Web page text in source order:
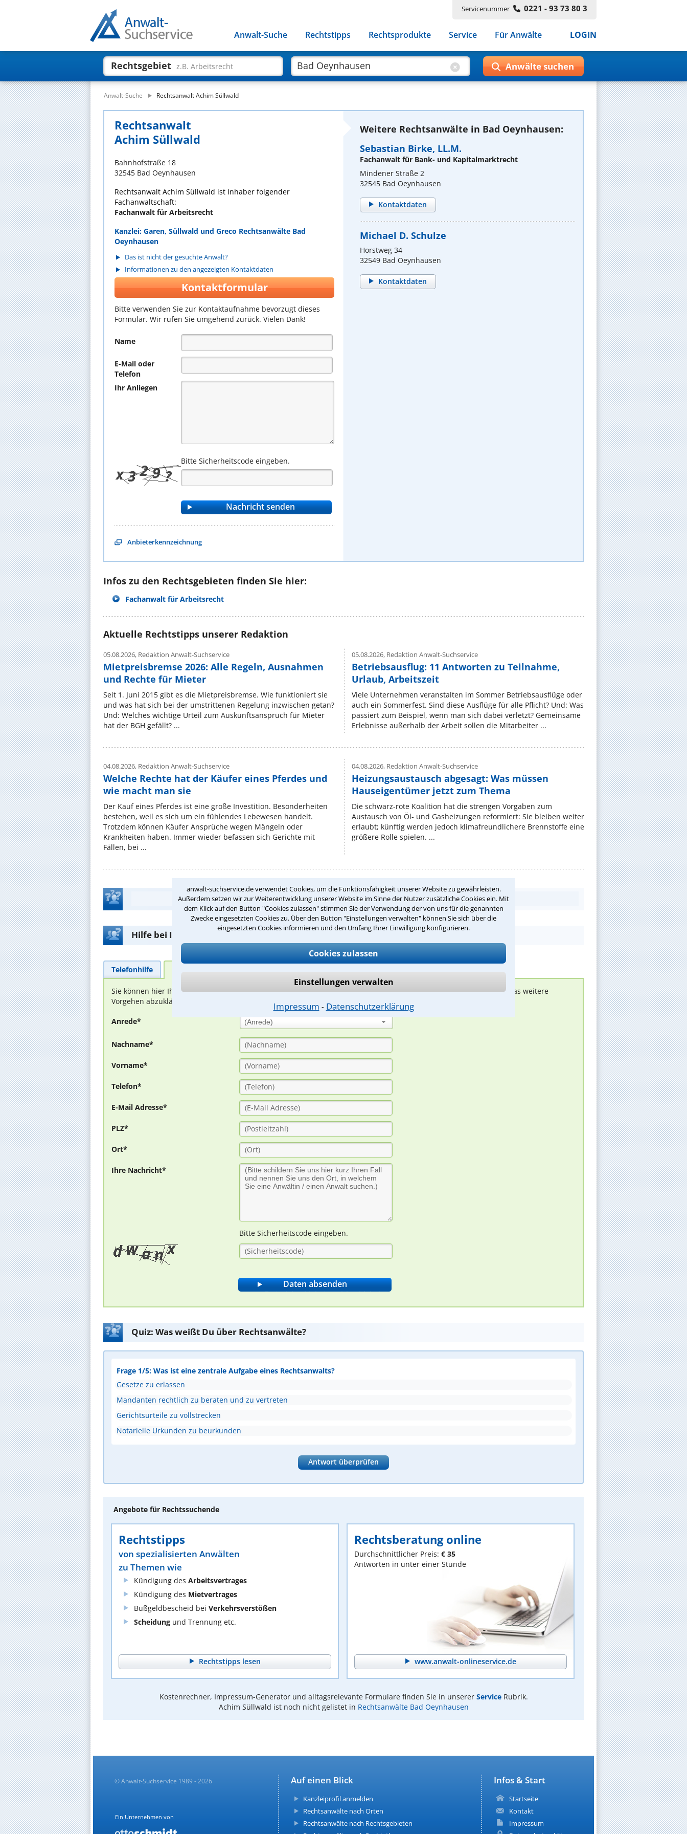
anwalt-suchservice.de verwendet Cookies, um die Funktionsfähigkeit unserer Website zu gewährleisten.
Außerdem setzen wir zur Weiterentwicklung unserer Website im Sinne der Nutzer zusätzliche Cookies ein. Mit
dem Klick auf den Button "Cookies zulassen" stimmen Sie der Verwendung der von uns für die genannten
Zwecke eingesetzten Cookies zu. Über den Button "Einstellungen verwalten" können Sie sich über die
eingesetzten Cookies informieren und den Umfang Ihrer Einwilligung konfigurieren.
Cookies zulassen
Einstellungen verwalten
Impressum ⁃ Datenschutzerklärung
Servicenummer 0221 - 93 73 80 3
Anwalt-Suche Rechtstipps Rechtsprodukte Service Für Anwälte LOGIN
Rechtsgebiet z.B. Arbeitsrecht
Anwalt-Suche Rechtsanwalt Achim Süllwald
Rechtsanwalt
Achim Süllwald
Bahnhofstraße 18
32545 Bad Oeynhausen
Rechtsanwalt Achim Süllwald ist Inhaber folgender
Fachanwaltschaft:
Fachanwalt für Arbeitsrecht
Kanzlei: Garen, Süllwald und Greco Rechtsanwälte Bad
Oeynhausen
Das ist nicht der gesuchte Anwalt?
Informationen zu den angezeigten Kontaktdaten
Kontaktformular
Bitte verwenden Sie zur Kontaktaufnahme bevorzugt dieses
Formular. Wir rufen Sie umgehend zurück. Vielen Dank!
Name
E-Mail oder
Telefon
Ihr Anliegen
Bitte Sicherheitscode eingeben.
Anbieterkennzeichnung
Weitere Rechtsanwälte in Bad Oeynhausen:
Sebastian Birke, LL.M.
Fachanwalt für Bank- und Kapitalmarktrecht
Mindener Straße 2
32545 Bad Oeynhausen
Kontaktdaten
Michael D. Schulze
Horstweg 34
32549 Bad Oeynhausen
Kontaktdaten
Infos zu den Rechtsgebieten finden Sie hier:
Fachanwalt für Arbeitsrecht
Aktuelle Rechtstipps unserer Redaktion
05.08.2026, Redaktion Anwalt-Suchservice
Mietpreisbremse 2026: Alle Regeln, Ausnahmen
und Rechte für Mieter
Seit 1. Juni 2015 gibt es die Mietpreisbremse. Wie funktioniert sie
und was hat sich bei der umstrittenen Regelung inzwischen getan?
Und: Welches wichtige Urteil zum Auskunftsanspruch für Mieter
hat der BGH gefällt? ...
05.08.2026,Redaktion Anwalt-Suchservice
Betriebsausflug: 11 Antworten zu Teilnahme,
Urlaub, Arbeitszeit
Viele Unternehmen veranstalten im Sommer Betriebsausflüge oder
auch ein Sommerfest. Sind diese Ausflüge für alle Pflicht? Und: Was
passiert zum Beispiel, wenn man sich dabei verletzt? Gemeinsame
Erlebnisse außerhalb der Arbeit sollen die Mitarbeiter ...
04.08.2026, Redaktion Anwalt-Suchservice
Welche Rechte hat der Käufer eines Pferdes und
wie macht man sie
Der Kauf eines Pferdes ist eine große Investition. Besonderheiten
bestehen, weil es sich um ein fühlendes Lebewesen handelt.
Trotzdem können Käufer Ansprüche wegen Mängeln oder
Krankheiten haben. Immer wieder befassen sich Gerichte mit
Fällen, bei ...
04.08.2026,Redaktion Anwalt-Suchservice
Heizungsaustausch abgesagt: Was müssen
Hauseigentümer jetzt zum Thema
Die schwarz-rote Koalition hat die strengen Vorgaben zum
Austausch von Öl‑ und Gasheizungen reformiert: Sie bleiben weiter
erlaubt; künftig werden jedoch klimafreundlichere Brennstoffe eine
größere Rolle spielen. ...
Teste Dein Rechtswissen
Hilfe bei Ihrer Anwaltsuche?
Telefonhilfe
Sie können hier Ihren Fall schildern. Anschließend werden sich spezialisierte Rechtsanwälte bei Ihnen melden, um das weitere
Vorgehen abzuklären. Die Rückmeldung durch einen Anwalt ist für Sie kostenlos.
Anrede* (Anrede)
Nachname*
Vorname*
Telefon*
E-Mail Adresse*
PLZ*
Ort*
Ihre Nachricht*
Bitte Sicherheitscode eingeben.
Quiz: Was weißt Du über Rechtsanwälte?
Frage 1/5: Was ist eine zentrale Aufgabe eines Rechtsanwalts?
Gesetze zu erlassen
Mandanten rechtlich zu beraten und zu vertreten
Gerichtsurteile zu vollstrecken
Notarielle Urkunden zu beurkunden
Antwort überprüfen
Angebote für Rechtssuchende
Rechtstipps
von spezialisierten Anwälten
zu Themen wie
Kündigung des Arbeitsvertrages
Kündigung des Mietvertrages
Bußgeldbescheid bei Verkehrsverstößen
Scheidung und Trennung etc.
Rechtstipps lesen
Rechtsberatung online
Durchschnittlicher Preis: € 35
Antworten in unter einer Stunde
www.anwalt-onlineservice.de
Kostenrechner, Impressum-Generator und alltagsrelevante Formulare finden Sie in unserer ServiceRubrik.
Achim Süllwald ist noch nicht gelistet in Rechtsanwälte Bad Oeynhausen
Infos & Start
Startseite
Kontakt
Impressum
Auf einen Blick
Kanzleiprofil anmelden
Rechtsanwälte nach Orten
Rechtsanwälte nach Rechtsgebieten
© Anwalt-Suchservice 1989 - 2026
Ein Unternehmen von